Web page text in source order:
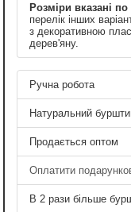
Розміри вказані
перелік інших
з декоративною
дерев'яну.
Ручна робота
Натуральний
Продається оптом
Оплатити
В 2 рази більше